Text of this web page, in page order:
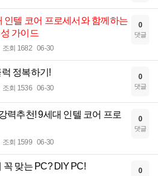
인텔 코어 프로세서와 함께하는
가이드
조회 1682 06-30
0
댓글
정복하기!
조회 1536 06-30
0
댓글
력추천! 9세대 인텔 코어 프로
조회 1599 06-30
0
댓글
꼭 맞는 PC? DIY PC! 0